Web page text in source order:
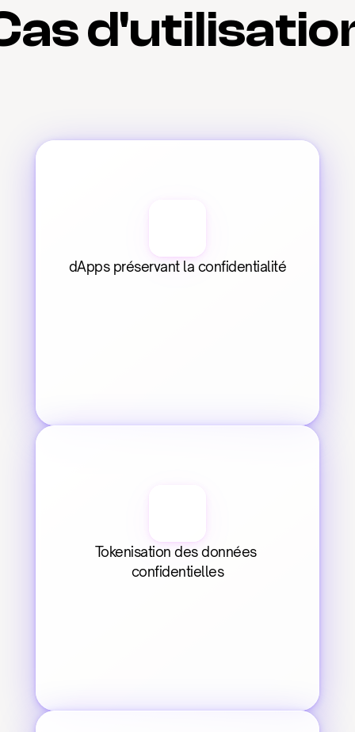
dApps préservant la confidentialité
Tokenisation des données
confidentielles